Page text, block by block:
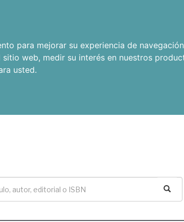
para mejorar su experiencia de
sitio web, medir su interés en nuestros
usted.